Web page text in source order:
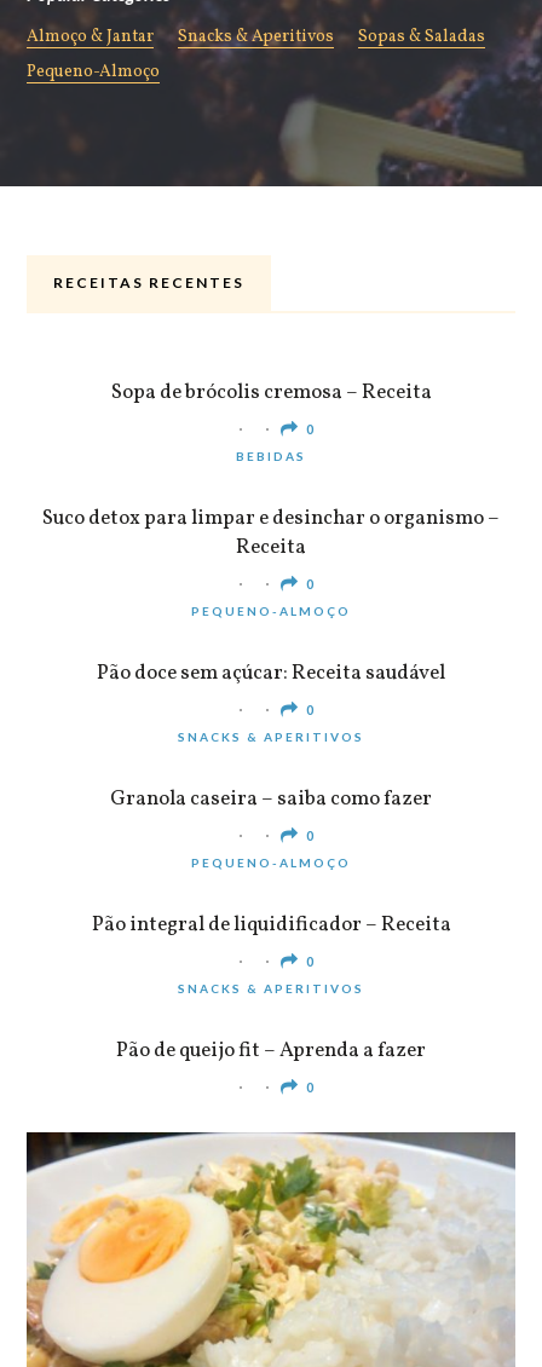
Almoço & Jantar Snacks & Aperitivos
Sopas & Saladas
Pequeno-Almoço
RECEITAS RECENTES
Sopa de brócolis cremosa – Receita
0
BEBIDAS
Suco detox para limpar e desinchar o organismo –
Receita
0
PEQUENO-ALMOÇO
Pão doce sem açúcar: Receita saudável
0
SNACKS & APERITIVOS
Granola caseira – saiba como fazer
0
PEQUENO-ALMOÇO
Pão integral de liquidificador – Receita
0
SNACKS & APERITIVOS
Pão de queijo fit – Aprenda a fazer
0